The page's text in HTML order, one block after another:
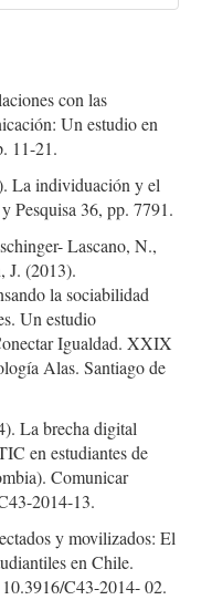
con las
Un estudio en
11-21.
La individuación y el
Pesquisa 36, pp. 7791.
Lascano, N.,
J. (2013).
la sociabilidad
Un estudio
Igualdad. XXIX
Alas. Santiago de
La brecha digital
en estudiantes de
Comunicar
2014-13.
y movilizados: El
en Chile.
C43-2014- 02.